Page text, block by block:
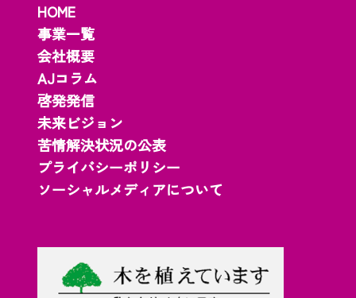
HOME
事業一覧
会社概要
AJコラム
啓発発信
未来ビジョン
苦情解決状況の公表
プライバシーポリシー
ソーシャルメディアについて